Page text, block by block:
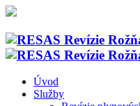
Úvod
Služby